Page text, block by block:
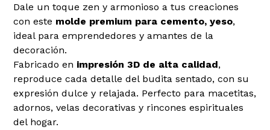
Dale un toque zen y armonioso a tus creaciones
con este molde premium para cemento, yeso,
ideal para emprendedores y amantes de la
decoración.
Fabricado en impresión 3D de alta calidad,
reproduce cada detalle del budita sentado, con su
expresión dulce y relajada. Perfecto para macetitas,
adornos, velas decorativas y rincones espirituales
del hogar.